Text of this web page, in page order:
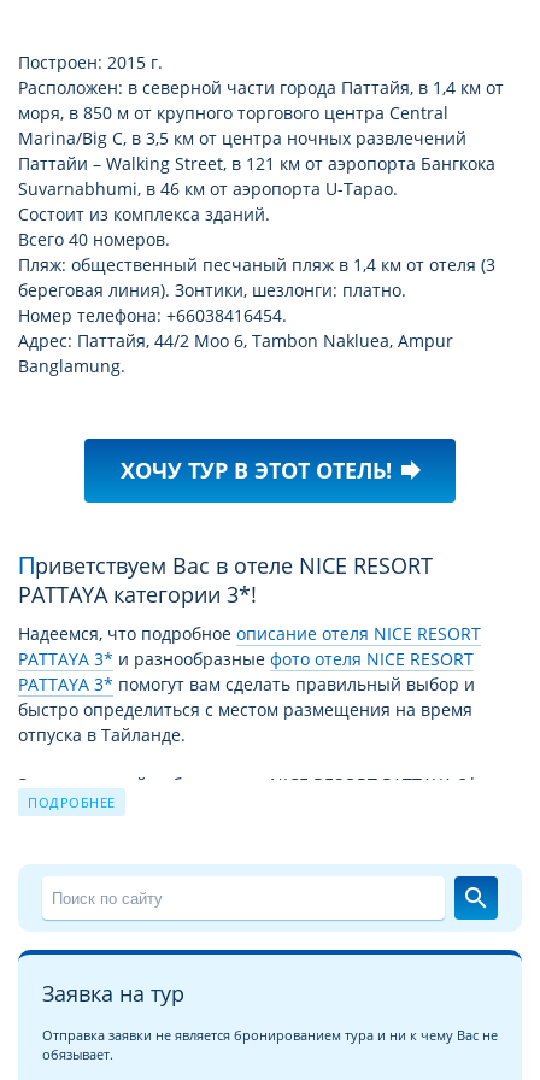
Построен: 2015 г.
Расположен: в северной части города Паттайя, в 1,4 км от
моря, в 850 м от крупного торгового центра Central
Marina/Big C, в 3,5 км от центра ночных развлечений
Паттайи – Walking Street, в 121 км от аэропорта Бангкока
Suvarnabhumi, в 46 км от аэропорта U-Tapao.
Состоит из комплекса зданий.
Всего 40 номеров.
Пляж: общественный песчаный пляж в 1,4 км от отеля (3
береговая линия). Зонтики, шезлонги: платно.
Номер телефона: +66038416454.
Адрес: Паттайя, 44/2 Moo 6, Tambon Nakluea, Ampur
Banglamung.
ХОЧУ ТУР В ЭТОТ ОТЕЛЬ! forward
Приветствуем Вас в отеле NICE RESORT
PATTAYA категории 3*!
Надеемся, что подробное описание отеля NICE RESORT
PATTAYA 3* и разнообразные фото отеля NICE RESORT
PATTAYA 3* помогут вам сделать правильный выбор и
быстро определиться с местом размещения на время
отпуска в Тайланде.
За время своей работы отель NICE RESORT PATTAYA 3*
принял уже немало отдыхающих. Причиной этому не
для отдыха, но и выгодное для туристов сочетание цены –
качества. Благодаря этому путевка в NICE RESORT PATTAYA
3* из года в год продолжает пользоваться спросом.
Чудесный отдых в отеле NICE RESORT PATTAYA 3* на
курортеЦентральная Паттайя
продуманное решение для экономных, поскольку
соотношение цена/качество и уровень сервиса в отеле
NICE RESORT PATTAYA 3* полностью соответствуют уровню
ПОДРОБНЕЕ
search
Заявка на тур
Отправка заявки не является бронированием тура и ни к чему Вас не
обязывает.